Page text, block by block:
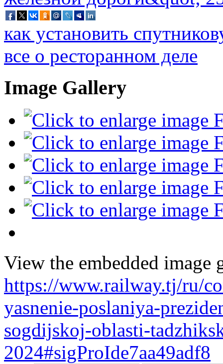
как установить
все о ресторанном деле
Image Gallery
View the embedded image
https://www.railway.tj/ru/
yasnenie-poslaniya-
sogdijskoj-oblasti-
2024#sigProIde7aa49adf8